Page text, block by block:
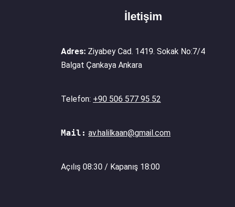
İletişim
Adres: Ziyabey Cad. 1419. Sokak No:7/4
Balgat Çankaya Ankara
Telefon: +90 506 577 95 52
Mail: av.halilkaan@gmail.com
Açılış 08:30 / Kapanış 18:00